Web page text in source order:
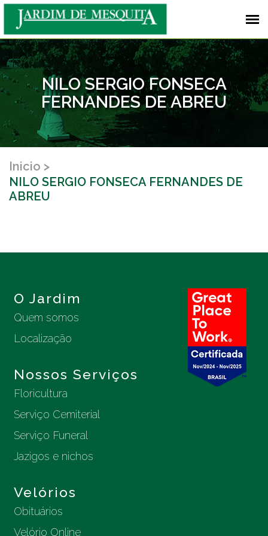
NILO SERGIO FONSECA
FERNANDES DE ABREU
Inicio
NILO SERGIO FONSECA FERNANDES DE
ABREU
O Jardim
Quem somos
Localização
Nossos Serviços
Floricultura
Serviço Cemiterial
Serviço Funeral
Jazigos e nichos
Velórios
Obituários
Velório Online